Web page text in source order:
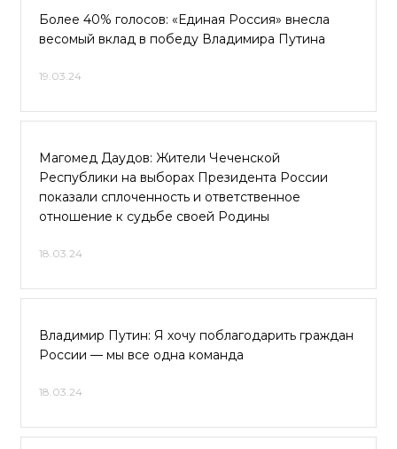
Более 40% голосов: «Единая Россия» внесла
весомый вклад в победу Владимира Путина
19.03.24
Магомед Даудов: Жители Чеченской
Республики на выборах Президента России
показали сплоченность и ответственное
отношение к судьбе своей Родины
18.03.24
Владимир Путин: Я хочу поблагодарить граждан
России — мы все одна команда
18.03.24